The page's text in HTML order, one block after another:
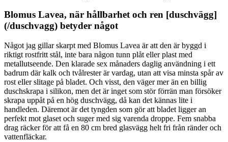
Blomus Lavea, när hållbarhet och ren [duschvägg]
(/duschvagg) betyder något
Något jag gillar skarpt med Blomus Lavea är att den är byggd i
riktigt rostfritt stål, inte bara någon tunn plåt eller plast med
metallutseende. Den klarade sex månaders daglig användning i ett
badrum där kalk och tvålrester är vardag, utan att visa minsta spår av
rost eller slitage på bladet. Och visst, den väger mer än en billig
duschskrapa i silikon, men det är inget som stör förrän man försöker
skrapa uppåt på en hög duschvägg, då kan det kännas lite i
handleden. Däremot är det tyngden som gör att bladet ligger an
perfekt mot glaset och suger med sig varenda droppe. Fem snabba
drag räcker för att få en 80 cm bred glasvägg helt fri från ränder och
vattenfläckar.